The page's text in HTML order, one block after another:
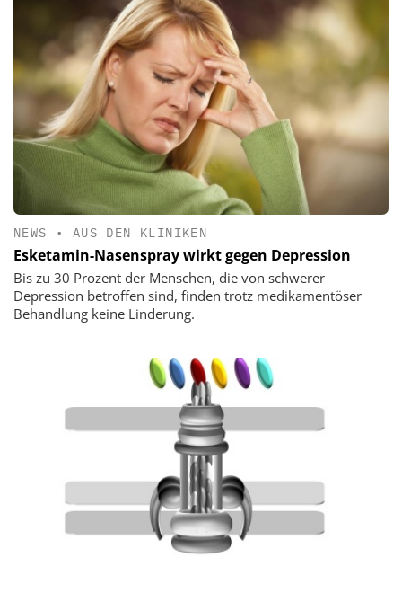
NEWS • AUS DEN KLINIKEN
Esketamin-Nasenspray wirkt gegen Depression
Bis zu 30 Prozent der Menschen, die von schwerer
Depression betroffen sind, finden trotz medikamentöser
Behandlung keine Linderung.